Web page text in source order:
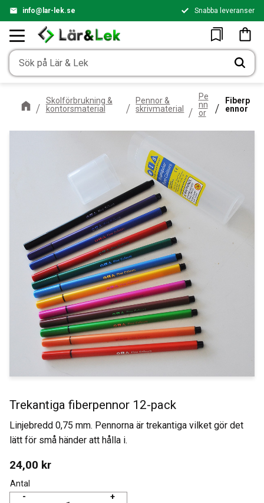
info@lar-lek.se Snabba leveranser
Favoriter
Skolförbrukning &
kontorsmaterial
Pennor &
skrivmaterial
Pe
nn
or
Fiberp
ennor
Trekantiga fiberpennor 12-pack
Linjebredd 0,75 mm. Pennorna är trekantiga vilket gör det
lätt för små händer att hålla i.
24,00 kr
Antal
+
-